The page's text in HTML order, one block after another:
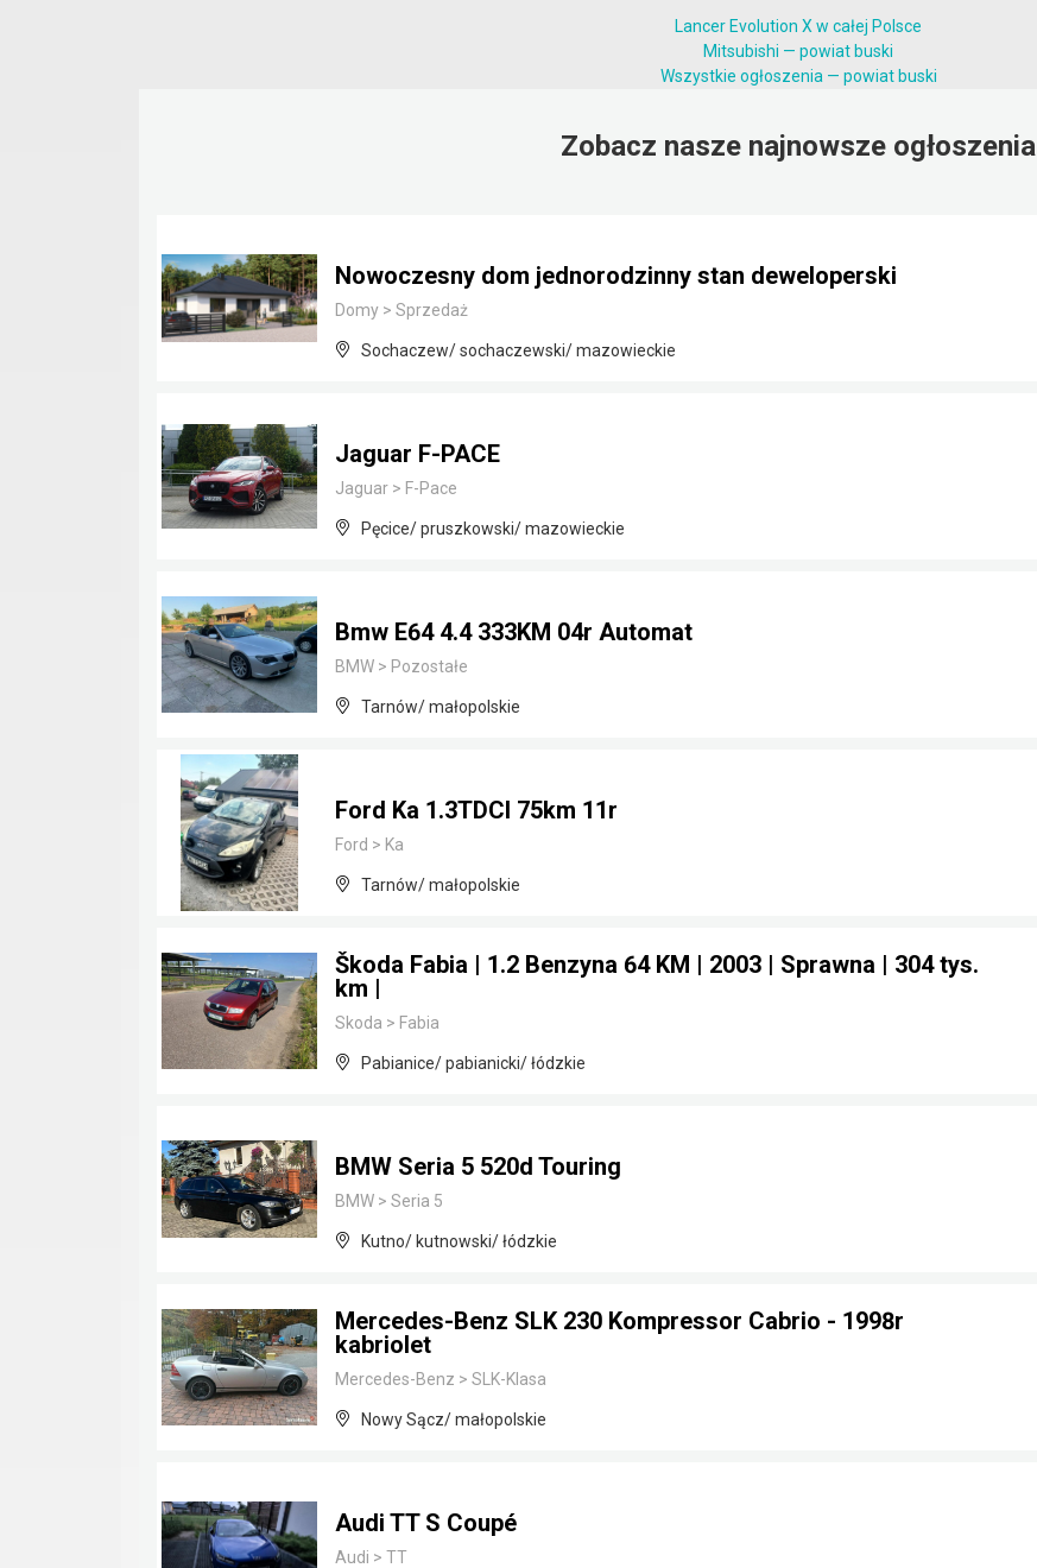
Lancer Evolution X w całej Polsce
Mitsubishi — powiat buski
Wszystkie ogłoszenia — powiat buski
Zobacz nasze najnowsze ogłoszenia
Nowoczesny dom jednorodzinny stan deweloperski
Domy > Sprzedaż
Sochaczew/ sochaczewski/ mazowieckie
Jaguar F-PACE
Jaguar > F-Pace
Pęcice/ pruszkowski/ mazowieckie
Bmw E64 4.4 333KM 04r Automat
BMW > Pozostałe
Tarnów/ małopolskie
Ford Ka 1.3TDCI 75km 11r
Ford > Ka
Tarnów/ małopolskie
Škoda Fabia | 1.2 Benzyna 64 KM | 2003 | Sprawna | 304 tys.
km |
Skoda > Fabia
Pabianice/ pabianicki/ łódzkie
BMW Seria 5 520d Touring
BMW > Seria 5
Kutno/ kutnowski/ łódzkie
Mercedes-Benz SLK 230 Kompressor Cabrio - 1998r
kabriolet
Mercedes-Benz > SLK-Klasa
Nowy Sącz/ małopolskie
Audi TT S Coupé
Audi > TT